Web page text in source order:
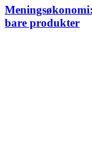
bare produkter